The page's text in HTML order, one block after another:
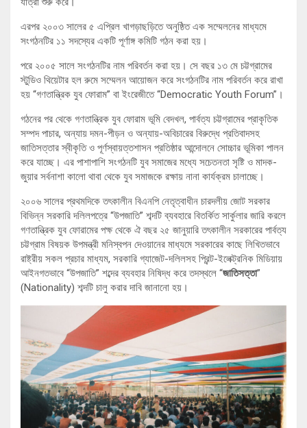
এরপর ২০০৩ সালের ৫ এপ্রিল খাগড়াছড়িতে অনুষ্ঠিত এক সম্মেলনের মাধ্যমে
সংগঠনটির ১১ সদস্যের একটি পূর্ণাঙ্গ কমিটি গঠন করা হয়।
পরে ২০০৫ সালে সংগঠনটির নাম পরিবর্তন করা হয়। সে বছর ১৩ মে চট্টগ্রামের
স্টুডিও থিয়েটার হল রুমে সম্মেলন আয়োজন করে সংগঠনটির নাম পরিবর্তন করে রাখা
হয় “গণতান্ত্রিক যুব ফোরাম” বা ইংরেজীতে “Democratic Youth Forum”।
গঠনের পর থেকে গণতান্ত্রিক যুব ফোরাম ভূমি বেদখল, পার্বত্য চট্টগ্রামের প্রাকৃতিক
সম্পদ পাচার, অন্যায় দমন-পীড়ন ও অন্যায়-অবিচারের বিরুদ্ধে প্রতিবাদসহ
জাতিসত্তার স্বীকৃতি ও পূর্ণস্বায়ত্তশাসন প্রতিষ্ঠার আন্দোলনে সোচ্চার ভূমিকা পালন
করে যাচ্ছে। এর পাশাপাশি সংগঠনটি যুব সমাজের মধ্যে সচেতনতা সৃষ্টি ও মাদক-
জুয়ার সর্বনাশা কালো থাবা থেকে যুব সমাজকে রক্ষায় নানা কার্যক্রম চালাচ্ছে।
২০০৬ সালের প্রথমদিকে তৎকালীন বিএনপি নেতৃত্বাধীন চারদলীয় জোট সরকার
বিভিন্ন সরকারি দলিলপত্রে “উপজাতি” শব্দটি ব্যবহারে বিতর্কিত সার্কুলার জারি করলে
গণতান্ত্রিক যুব ফোরামের পক্ষ থেকে ঐ বছর ২৫ জানুয়ারি তৎকালীন সরকারের পার্বত্য
চট্টগ্রাম বিষয়ক উপমন্ত্রী মনিস্বপন দেওয়ানের মাধ্যমে সরকারের কাছে লিখিতভাবে
রাষ্ট্রীয় সকল প্রচার মাধ্যম, সরকারি গ্যাজেট-দলিলসহ প্রিন্ট-ইলেক্ট্রনিক মিডিয়ায়
আইনগতভাবে “উপজাতি” শব্দের ব্যবহার নিষিদ্ধ করে তদস্থলে “জাতিসত্তা”
(Nationality) শব্দটি চালু করার দাবি জানানো হয়।